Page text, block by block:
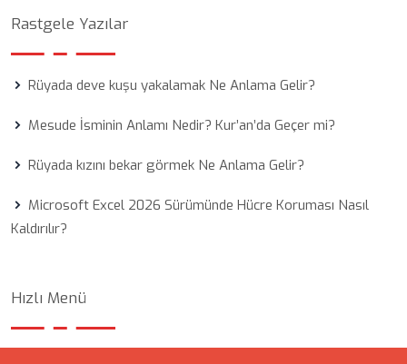
Rastgele Yazılar
Rüyada deve kuşu yakalamak Ne Anlama Gelir?
Mesude İsminin Anlamı Nedir? Kur’an’da Geçer mi?
Rüyada kızını bekar görmek Ne Anlama Gelir?
Microsoft Excel 2026 Sürümünde Hücre Koruması Nasıl
Kaldırılır?
Hızlı Menü